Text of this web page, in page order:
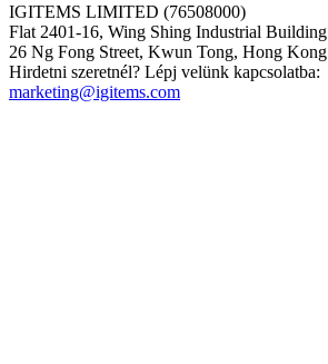
IGITEMS LIMITED (76508000)
Flat 2401-16, Wing Shing Industrial Building
26 Ng Fong Street, Kwun Tong, Hong Kong
Hirdetni szeretnél? Lépj velünk kapcsolatba:
marketing@igitems.com